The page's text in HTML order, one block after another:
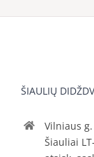
ŠIAULIŲ
Vilniaus
Šiauliai